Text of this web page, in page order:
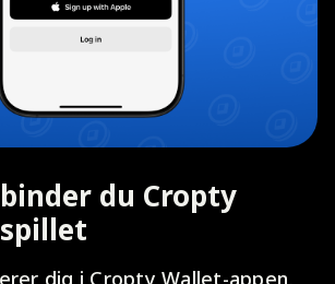
du Cropty
dig i Cropty Wallet-appen,